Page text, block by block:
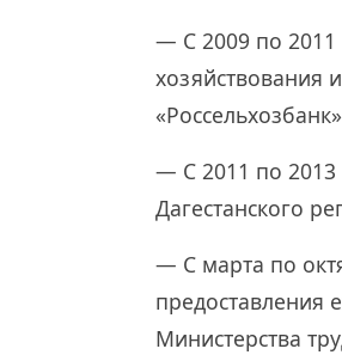
— С 2009 по 2011
хозяйствования
— С 2011 по 2013
Дагестанского
— С марта по
предоставления
Министерства